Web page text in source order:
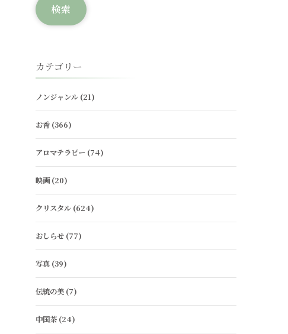
検索
カテゴリー
ノンジャンル(21)
お香(366)
アロマテラピー(74)
映画(20)
クリスタル(624)
おしらせ(77)
写真(39)
伝統の美(7)
中国茶(24)